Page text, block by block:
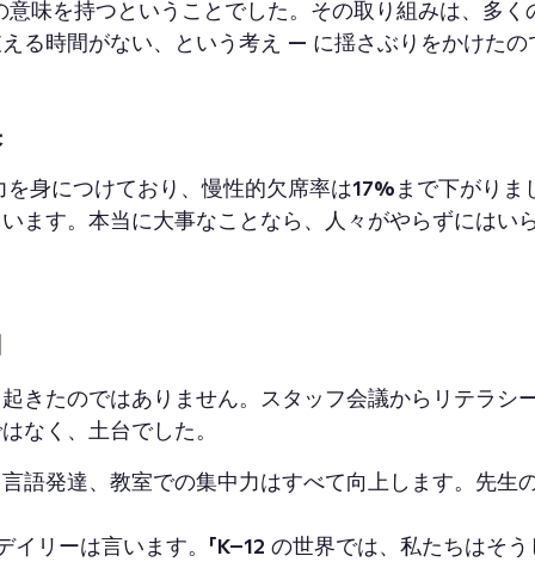
意味を持つということでした。その取り組みは、多
る時間がない、という考え — に揺さぶりをかけたの
身につけており、慢性的欠席率は17%まで下がりま
ます。本当に大事なことなら、人々がやらずには
きたのではありません。スタッフ会議からリテラ
なく、土台でした。
語発達、教室での集中力はすべて向上します。先生
イリーは言います。「K–12 の世界では、私たちは